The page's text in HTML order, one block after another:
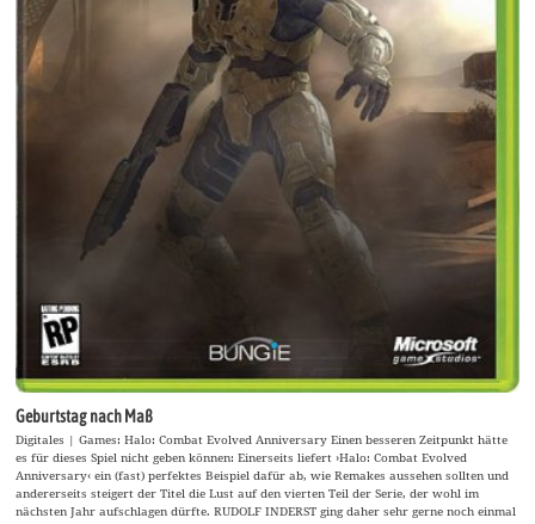
Geburtstag nach Maß
Digitales | Games: Halo: Combat Evolved Anniversary Einen besseren Zeitpunkt hätte
es für dieses Spiel nicht geben können: Einerseits liefert ›Halo: Combat Evolved
Anniversary‹ ein (fast) perfektes Beispiel dafür ab, wie Remakes aussehen sollten und
andererseits steigert der Titel die Lust auf den vierten Teil der Serie, der wohl im
nächsten Jahr aufschlagen dürfte. RUDOLF INDERST ging daher sehr gerne noch einmal